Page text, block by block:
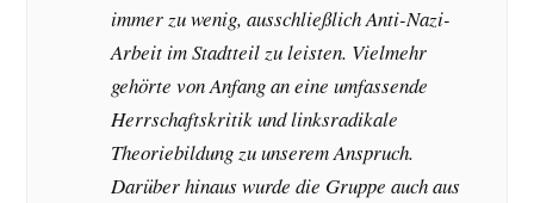
immer zu wenig, ausschließlich Anti-Nazi-
Arbeit im Stadtteil zu leisten. Vielmehr
gehörte von Anfang an eine umfassende
Herrschaftskritik und linksradikale
Theoriebildung zu unserem Anspruch.
Darüber hinaus wurde die Gruppe auch aus